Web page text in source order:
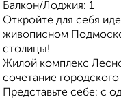
Балкон/Лоджия: 1
Откройте для себя
живописном
столицы!
Жилой комплекс
сочетание
Представьте себе: с